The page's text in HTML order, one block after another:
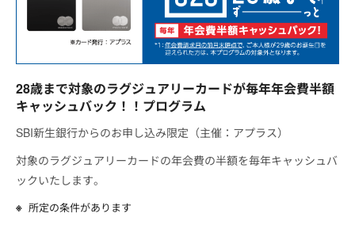
28歳まで対象のラグジュアリーカードが毎年年会費半額
キャッシュバック！！プログラム
SBI新生銀行からのお申し込み限定（主催：アプラス）
対象のラグジュアリーカードの年会費の半額を毎年キャッシュバ
ックいたします。
所定の条件があります